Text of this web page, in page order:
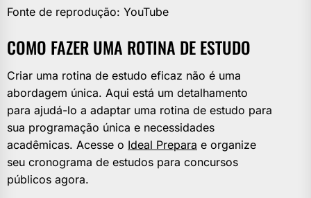
Fonte de reprodução: YouTube
COMO FAZER UMA ROTINA DE ESTUDO
Criar uma rotina de estudo eficaz não é uma
abordagem única. Aqui está um detalhamento
para ajudá-lo a adaptar uma rotina de estudo para
sua programação única e necessidades
acadêmicas. Acesse o Ideal Prepara e organize
seu cronograma de estudos para concursos
públicos agora.